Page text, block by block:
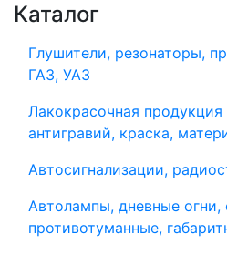
Каталог
Глушители, резонаторы,
ГАЗ, УАЗ
Лакокрасочная продукция
антигравий, краска,
Автосигнализации,
Автолампы, дневные огни,
противотуманные,